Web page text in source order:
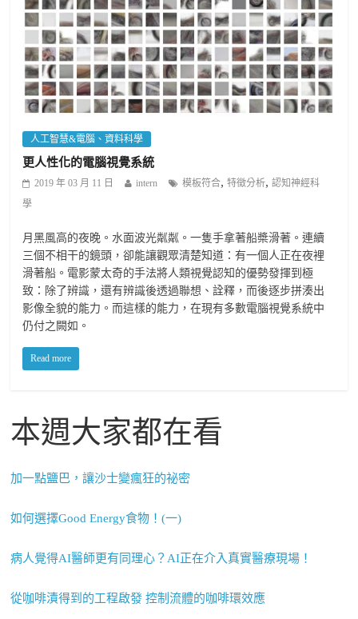
人工智慧&電腦、資料科學
更人性化的電腦視覺系統
2019 年 03 月 11 日 intern 模板符合,特徵分析,認知神經科
學
月黑風高的夜晚。水面波光粼粼。一隻手拿著船槳滑著。連續
三個不相干的鏡頭，卻能讓觀眾清楚知道：有一個人正在夜裡
滑著船。電影蒙太奇的手法將人類視覺認知的優勢發揮到極
致：除了辨識，還有辨識後透過聯想、詮釋，而後逐步拼湊出
影像全貌的能力。而這樣的能力，在現有多數電腦視覺系統中
仍付之闕如。
Read more
本週大家都在看
加一點鹽巴，讓沙士變瘋狂的祕密
如何選擇Good Energy食物！(一)
病人覺得AI醫師更有同理心？AI正在介入真實醫療現場！
從咖啡漬得到的工程啟發 控制流體的咖啡環效應